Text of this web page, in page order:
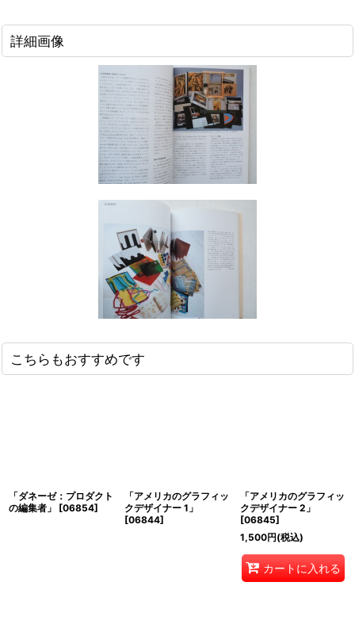
詳細画像
こちらもおすすめです
「ダネーゼ：プロダクト
の編集者」
[06854]
「アメリカのグラフィッ
クデザイナー 1」
[06844]
「アメリカのグラフィッ
クデザイナー 2」
[06845]
1,500円(税込)
カートに入れる